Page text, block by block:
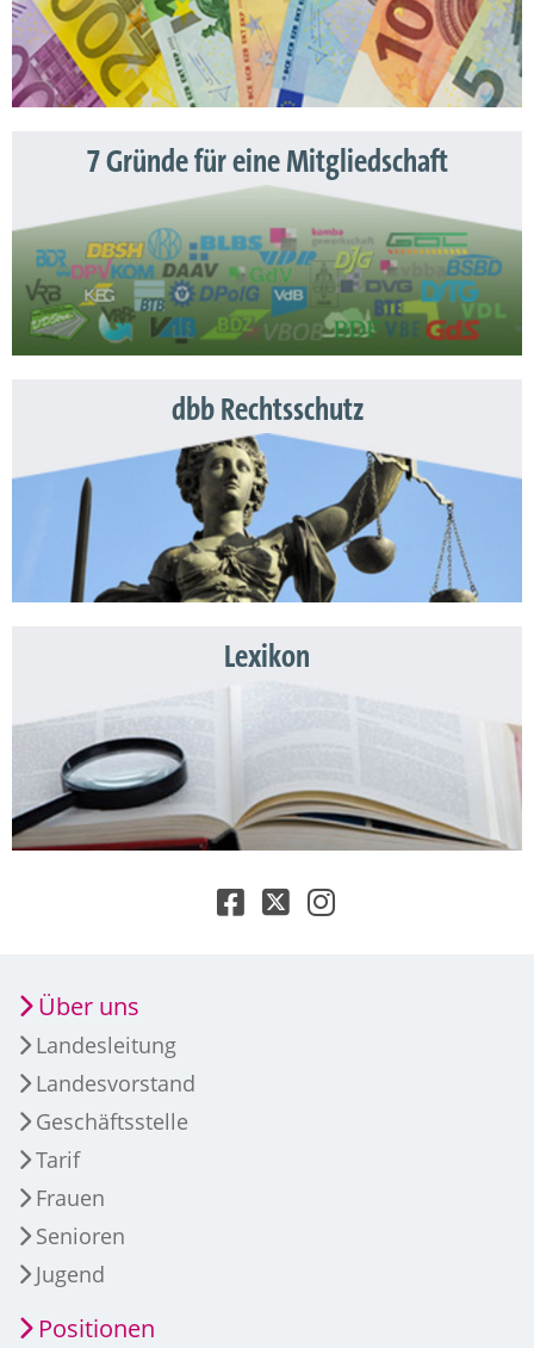
7 Gründe für eine Mitgliedschaft
dbb Rechtsschutz
Lexikon
Über uns
Landesleitung
Landesvorstand
Geschäftsstelle
Tarif
Frauen
Senioren
Jugend
Positionen